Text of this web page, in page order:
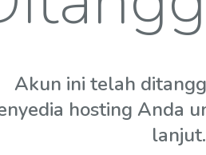
Akun ini telah
hosting Anda
lanjut.